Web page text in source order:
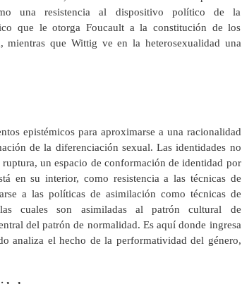
una resistencia al dispositivo político de la
que le otorga Foucault a la constitución de los
que Wittig ve en la heterosexualidad una
epistémicos para aproximarse a una racionalidad
de la diferenciación sexual. Las identidades no
un espacio de conformación de identidad por
en su interior, como resistencia a las técnicas de
a las políticas de asimilación como técnicas de
cuales son asimiladas al patrón cultural de
del patrón de normalidad. Es aquí donde ingresa
analiza el hecho de la performatividad del género,